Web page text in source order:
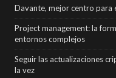
Davante, mejor centro para
Project management: la
entornos complejos
Seguir las actualizaciones
la vez